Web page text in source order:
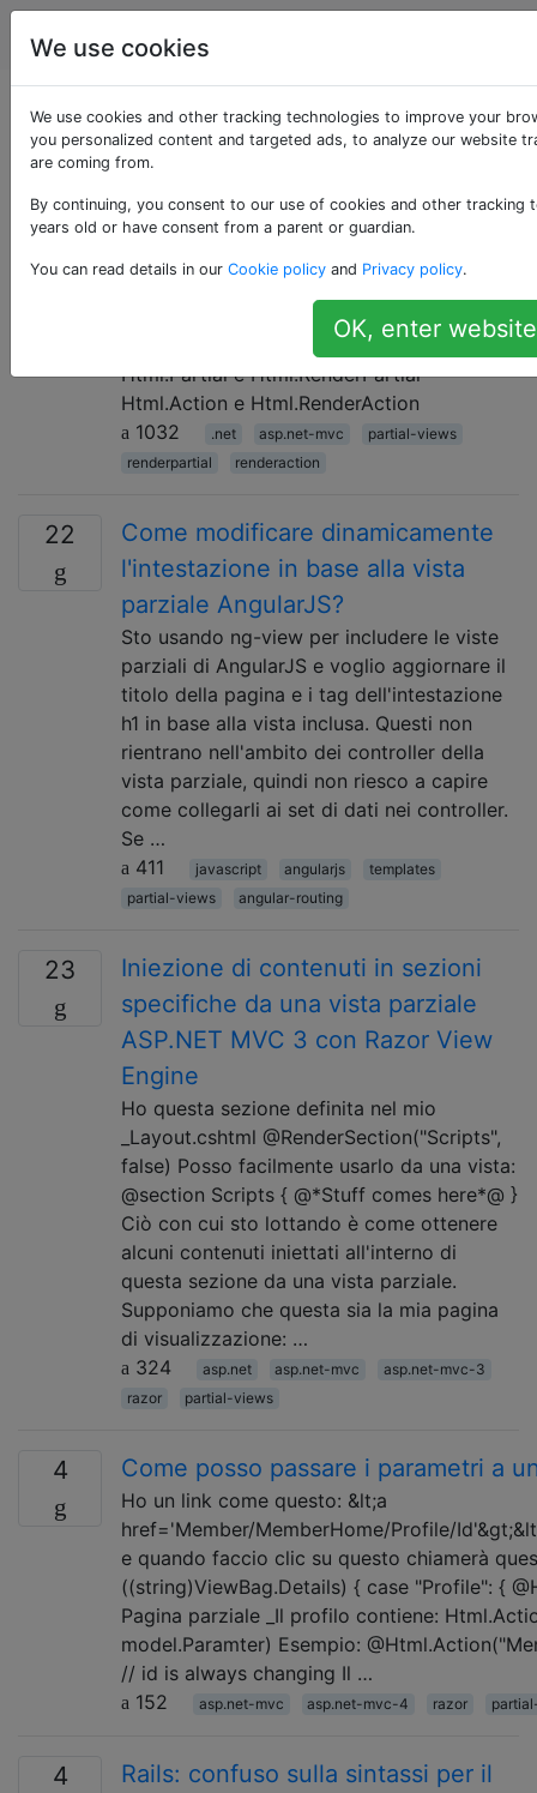
Programmazione
Domande taggate
«partial-views»
13
Html.Partial vs Html.RenderPartial
& Html.Action vs
Html.RenderAction
In ASP.NET MVC, qual è la differenza tra:
Html.Partial e Html.RenderPartial
Html.Action e Html.RenderAction
1032
.net asp.net-mvc
partial-views
renderpartial
renderaction
22
Come modificare dinamicamente
l'intestazione in base alla vista
parziale AngularJS?
Sto usando ng-view per includere le viste
parziali di AngularJS e voglio aggiornare il
titolo della pagina e i tag dell'intestazione
h1 in base alla vista inclusa. Questi non
rientrano nell'ambito dei controller della
vista parziale, quindi non riesco a capire
come collegarli ai set di dati nei controller.
Se …
411
javascript angularjs
templates
partial-views
angular-routing
23
Iniezione di contenuti in sezioni
specifiche da una vista parziale
ASP.NET MVC 3 con Razor View
Engine
Ho questa sezione definita nel mio
_Layout.cshtml @RenderSection("Scripts",
false) Posso facilmente usarlo da una vista:
@section Scripts { @*Stuff comes here*@ }
Ciò con cui sto lottando è come ottenere
alcuni contenuti iniettati all'interno di
questa sezione da una vista parziale.
Supponiamo che questa sia la mia pagina
di visualizzazione: …
324
asp.net asp.net-mvc
asp.net-mvc-3
razor
partial-views
4 Come posso passare i parametri a
Ho un link come questo: &lt;a
href='Member/MemberHome/Profile/
e quando faccio clic su questo chiamerà
((string)ViewBag.Details) { case "Profile": {
Pagina parziale _Il profilo contiene:
model.Paramter) Esempio:
// id is always changing Il …
152
asp.net-mvc asp.net-mvc-4 razor
4
Rails: confuso sulla sintassi per il
We use cookies
We use cookies and other tracking technologies to improve your
you personalized content and targeted ads, to analyze our website
are coming from.
By continuing, you consent to our use of cookies and other tracking
years old or have consent from a parent or guardian.
You can read details in our Cookie policy and Privacy policy.
OK, enter